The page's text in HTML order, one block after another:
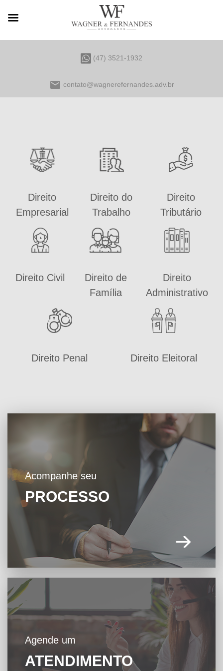
(47) 3521-1932
email contato@wagnerefernandes.adv.br
Direito
Empresarial
Direito do
Trabalho
Direito
Tributário
Direito Civil
Direito de
Família
Direito
Administrativo
Direito Penal Direito Eleitoral
Acompanhe seu
PROCESSO
Agende um
ATENDIMENTO